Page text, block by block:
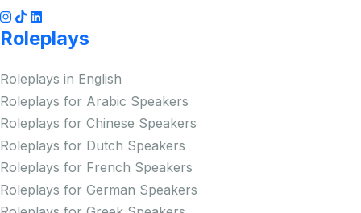
Roleplays
Roleplays in English
Roleplays for Arabic Speakers
Roleplays for Chinese Speakers
Roleplays for Dutch Speakers
Roleplays for French Speakers
Roleplays for German Speakers